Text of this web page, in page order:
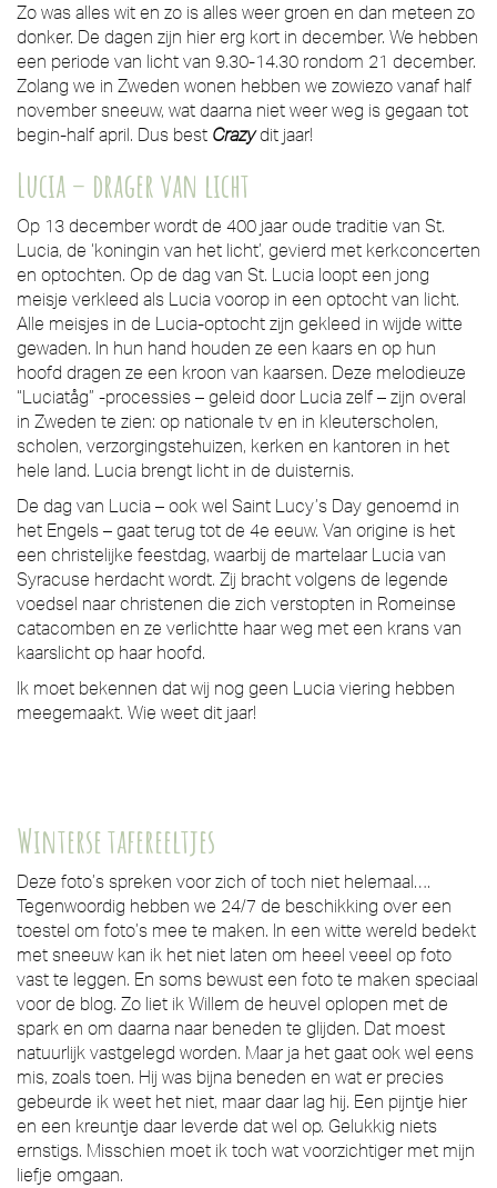
Zo was alles wit en zo is alles weer groen en dan meteen zo
donker. De dagen zijn hier erg kort in december. We hebben
een periode van licht van 9.30-14.30 rondom 21 december.
Zolang we in Zweden wonen hebben we zowiezo vanaf half
november sneeuw, wat daarna niet weer weg is gegaan tot
begin-half april. Dus best Crazy dit jaar!
Lucia – drager van licht
Op 13 december wordt de 400 jaar oude traditie van St.
Lucia, de ‘koningin van het licht’, gevierd met kerkconcerten
en optochten. Op de dag van St. Lucia loopt een jong
meisje verkleed als Lucia voorop in een optocht van licht.
Alle meisjes in de Lucia-optocht zijn gekleed in wijde witte
gewaden. In hun hand houden ze een kaars en op hun
hoofd dragen ze een kroon van kaarsen. Deze melodieuze
“Luciatåg” -processies – geleid door Lucia zelf – zijn overal
in Zweden te zien: op nationale tv en in kleuterscholen,
scholen, verzorgingstehuizen, kerken en kantoren in het
hele land. Lucia brengt licht in de duisternis.
De dag van Lucia – ook wel Saint Lucy’s Day genoemd in
het Engels – gaat terug tot de 4e eeuw. Van origine is het
een christelijke feestdag, waarbij de martelaar Lucia van
Syracuse herdacht wordt. Zij bracht volgens de legende
voedsel naar christenen die zich verstopten in Romeinse
catacomben en ze verlichtte haar weg met een krans van
kaarslicht op haar hoofd.
Ik moet bekennen dat wij nog geen Lucia viering hebben
meegemaakt. Wie weet dit jaar!
Winterse tafereeltjes
Deze foto’s spreken voor zich of toch niet helemaal….
Tegenwoordig hebben we 24/7 de beschikking over een
toestel om foto’s mee te maken. In een witte wereld bedekt
met sneeuw kan ik het niet laten om heeel veeel op foto
vast te leggen. En soms bewust een foto te maken speciaal
voor de blog. Zo liet ik Willem de heuvel oplopen met de
spark en om daarna naar beneden te glijden. Dat moest
natuurlijk vastgelegd worden. Maar ja het gaat ook wel eens
mis, zoals toen. Hij was bijna beneden en wat er precies
gebeurde ik weet het niet, maar daar lag hij. Een pijntje hier
en een kreuntje daar leverde dat wel op. Gelukkig niets
ernstigs. Misschien moet ik toch wat voorzichtiger met mijn
liefje omgaan.